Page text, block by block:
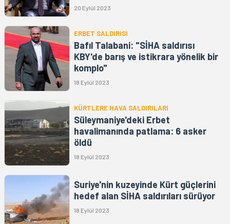
20 Eylül 2023
ERBET SALDIRISI
Bafıl Talabani: "SİHA saldırısı
KBY'de barış ve istikrara yönelik bir
komplo"
18 Eylül 2023
KÜRTLERE HAVA SALDIRILARI
Süleymaniye'deki Erbet
havalimanında patlama: 6 asker
öldü
18 Eylül 2023
Suriye'nin kuzeyinde Kürt güçlerini
hedef alan SİHA saldırıları sürüyor
18 Eylül 2023